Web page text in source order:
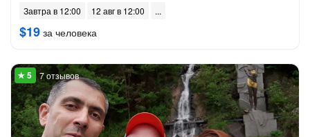
Завтра в 12:00 12 авг в 12:00
$19 за человека
7 отзывов